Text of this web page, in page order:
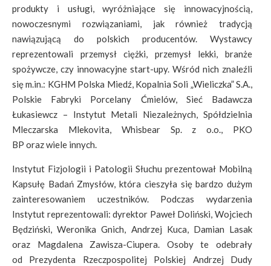
produkty i usługi, wyróżniające się innowacyjnością,
nowoczesnymi rozwiązaniami, jak również tradycją
nawiązującą do polskich producentów. Wystawcy
reprezentowali przemysł ciężki, przemysł lekki, branże
spożywcze, czy innowacyjne start-upy. Wśród nich znaleźli
się m.in.: KGHM Polska Miedź, Kopalnia Soli „Wieliczka” S.A.,
Polskie Fabryki Porcelany Ćmielów, Sieć Badawcza
Łukasiewcz – Instytut Metali Niezależnych, Spółdzielnia
Mleczarska Mlekovita, Whisbear Sp. z o.o., PKO
BP oraz wiele innych.
Instytut Fizjologii i Patologii Słuchu prezentował Mobilną
Kapsułę Badań Zmysłów, która cieszyła się bardzo dużym
zainteresowaniem uczestników. Podczas wydarzenia
Instytut reprezentowali: dyrektor Paweł Doliński, Wojciech
Będziński, Weronika Gnich, Andrzej Kuca, Damian Lasak
oraz Magdalena Zawisza-Ciupera. Osoby te odebrały
od Prezydenta Rzeczpospolitej Polskiej Andrzej Dudy